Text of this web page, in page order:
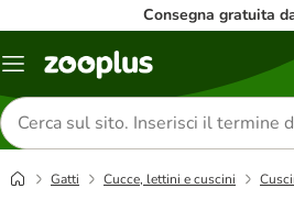
Consegna gratuita
Overview
Cerca
prodotti
Gatti Cucce, lettini e cuscini